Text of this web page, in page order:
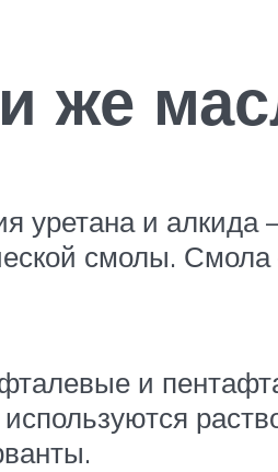
же
уретана и
смолы.
и